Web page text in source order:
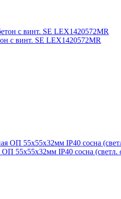
с винт. SE LEX1420572MR
ОП 55х55х32мм IP40 сосна